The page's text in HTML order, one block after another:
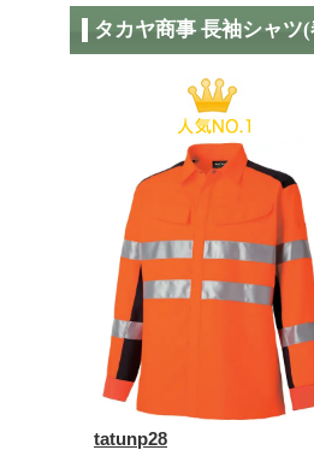
タカヤ商事 長袖シャツ
tatunp28